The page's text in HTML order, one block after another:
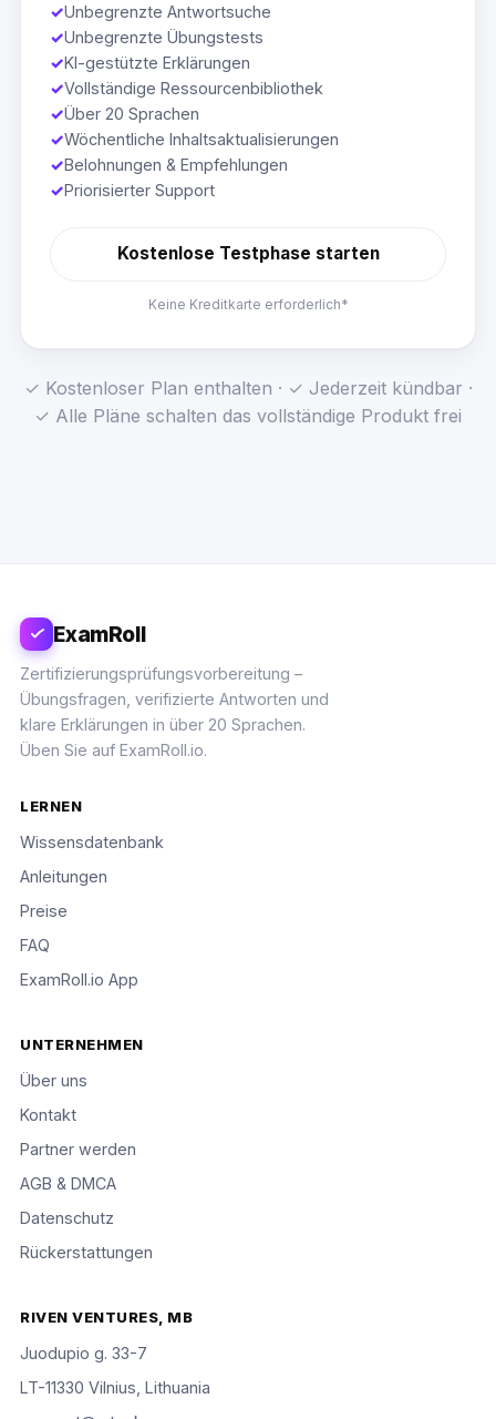
✓Unbegrenzte Antwortsuche
✓Unbegrenzte Übungstests
✓KI-gestützte Erklärungen
✓Vollständige Ressourcenbibliothek
✓Über 20 Sprachen
✓Wöchentliche Inhaltsaktualisierungen
✓Belohnungen & Empfehlungen
✓Priorisierter Support
Kostenlose Testphase starten
Keine Kreditkarte erforderlich*
✓ Kostenloser Plan enthalten · ✓ Jederzeit kündbar ·
✓ Alle Pläne schalten das vollständige Produkt frei
ExamRoll
Zertifizierungsprüfungsvorbereitung –
Übungsfragen, verifizierte Antworten und
klare Erklärungen in über 20 Sprachen.
Üben Sie auf ExamRoll.io.
LERNEN
Wissensdatenbank
Anleitungen
Preise
FAQ
ExamRoll.io App
UNTERNEHMEN
Über uns
Kontakt
Partner werden
AGB & DMCA
Datenschutz
Rückerstattungen
RIVEN VENTURES, MB
Juodupio g. 33-7
LT-11330 Vilnius, Lithuania